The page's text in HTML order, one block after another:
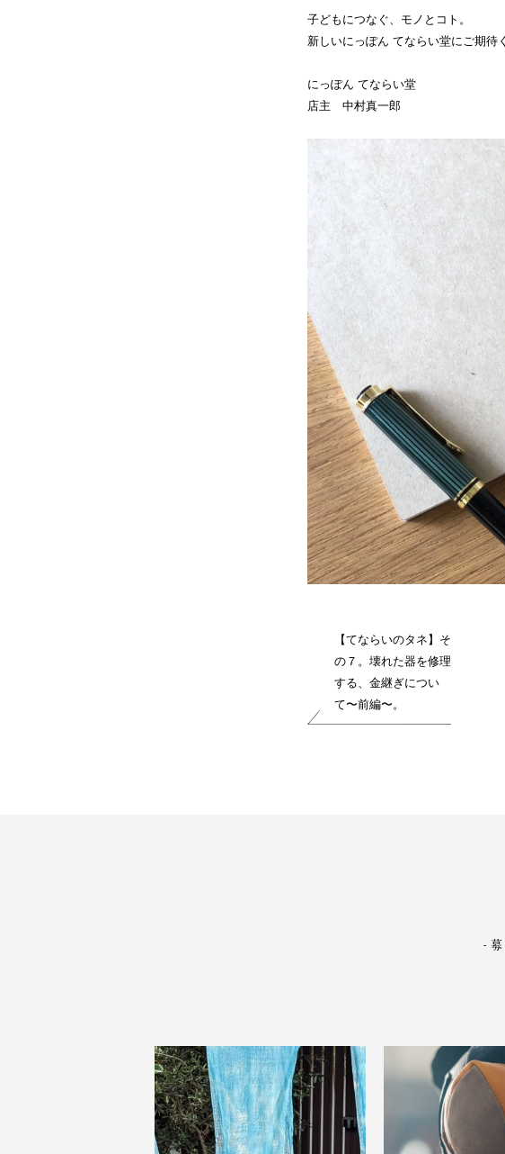
子どもにつなぐ、モノとコト。
新しいにっぽん てならい堂にご期待
にっぽん てならい堂
店主 中村真一郎
【てならいのタネ】そ
の７。壊れた器を修理
する、金継ぎについ
て〜前編〜。
-